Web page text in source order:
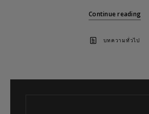
Continue reading
บทความทั่วไป